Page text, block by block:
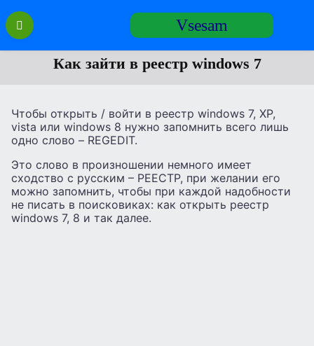
Перейти
содержанию
Vsesam
Как зайти в реестр windows 7
Чтобы открыть / войти в реестр windows 7, XP,
vista или windows 8 нужно запомнить всего лишь
одно слово – REGEDIT.
Это слово в произношении немного имеет
сходство с русским – РЕЕСТР, при желании его
можно запомнить, чтобы при каждой надобности
не писать в поисковиках: как открыть реестр
windows 7, 8 и так далее.